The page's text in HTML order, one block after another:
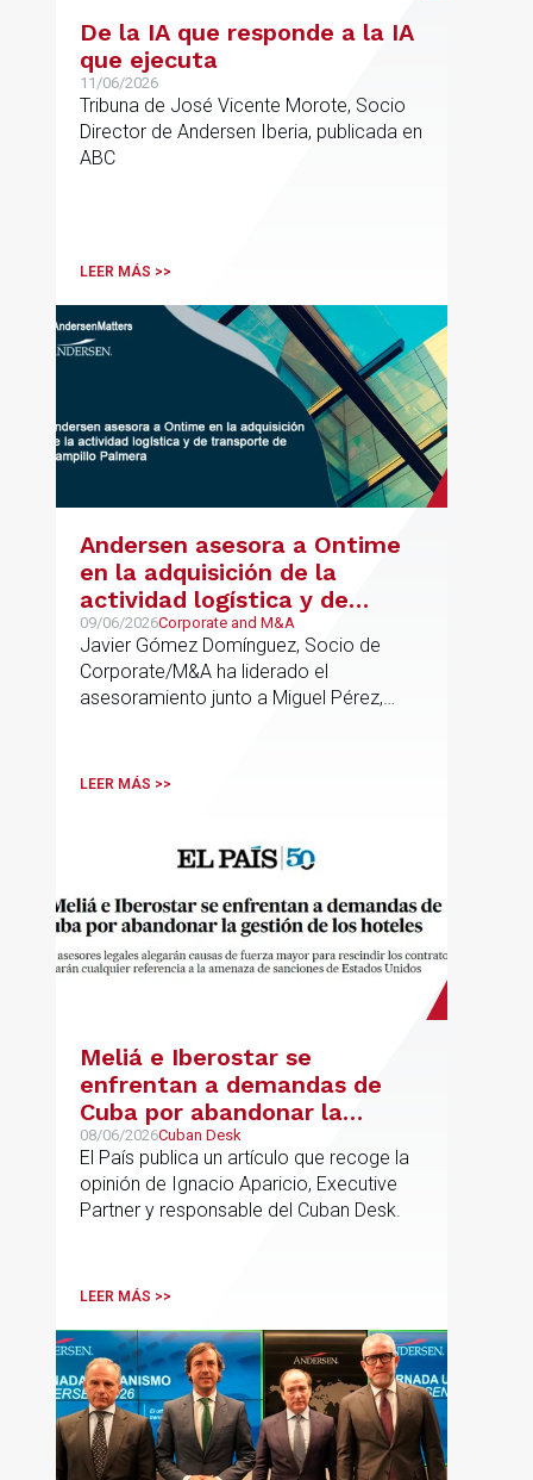
De la IA que responde a la IA
que ejecuta
11/06/2026
Tribuna de José Vicente Morote, Socio
Director de Andersen Iberia, publicada en
ABC
LEER MÁS >>
Andersen asesora a Ontime
en la adquisición de la
actividad logística y de
transporte de Campillo
Palmera
09/06/2026Corporate and M&A
Javier Gómez Domínguez, Socio de
Corporate/M&A ha liderado el
asesoramiento junto a Miguel Pérez,
LEER MÁS >>
Meliá e Iberostar se
enfrentan a demandas de
Cuba por abandonar la
gestión de los hoteles
08/06/2026Cuban Desk
El País publica un artículo que recoge la
opinión de Ignacio Aparicio, Executive
Partner y responsable del Cuban Desk.
LEER MÁS >>